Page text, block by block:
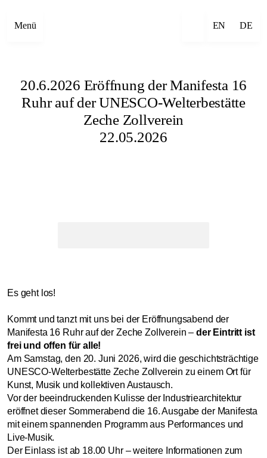
Menü EN DE
20.6.2026 Eröffnung der Manifesta 16
Ruhr auf der UNESCO-Welterbestätte
Zeche Zollverein
22.05.2026
Es geht los!
Kommt und tanzt mit uns bei der Eröffnungsabend der
Manifesta 16 Ruhr auf der Zeche Zollverein –der Eintritt ist
frei und offen für alle!
Am Samstag, den 20. Juni 2026, wird die geschichtsträchtige
UNESCO-Welterbestätte Zeche Zollverein zu einem Ort für
Kunst, Musik und kollektiven Austausch.
Vor der beeindruckenden Kulisse der Industriearchitektur
eröffnet dieser Sommerabend die 16. Ausgabe der Manifesta
mit einem spannenden Programm aus Performances und
Live-Musik.
Der Einlass ist ab 18.00 Uhr – weitere Informationen zum